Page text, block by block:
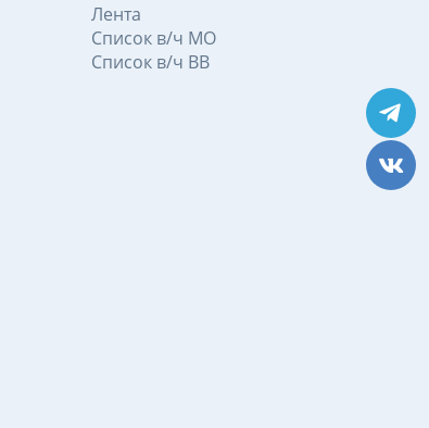
Лента
Список в/ч МО
Список в/ч ВВ